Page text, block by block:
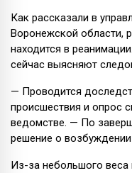
Как рассказали в
Воронежской области,
находится в
сейчас выясняют
— Проводится
происшествия и опрос
ведомстве. — По
решение о возбуждении
Из-за небольшого веса